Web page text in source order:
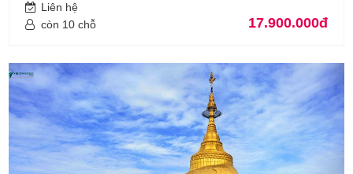
Liên hệ
còn 10 chỗ
17.900.000đ